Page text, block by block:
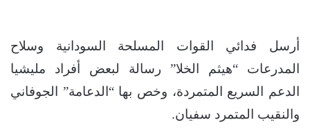
أرسل فدائي القوات المسلحة السودانية وسلاح
المدرعات “هيثم الخلا” رسالة لبعض أفراد مليشيا
الدعم السريع المتمردة، وخص بها “الدعامة” الجوفاني
والنقيب المتمرد سفيان.